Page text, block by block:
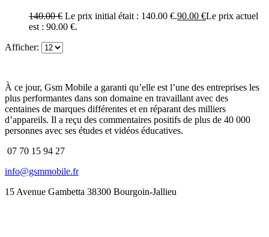
140.00€ Le prix initial était : 140.00 €.90.00 €Le prix actuel
est : 90.00 €.
Afficher:
À ce jour, Gsm Mobile a garanti qu’elle est l’une des entreprises les
plus performantes dans son domaine en travaillant avec des
centaines de marques différentes et en réparant des milliers
d’appareils. Il a reçu des commentaires positifs de plus de 40 000
personnes avec ses études et vidéos éducatives.
07 70 15 94 27
info@gsmmobile.fr
15 Avenue Gambetta 38300 Bourgoin-Jallieu